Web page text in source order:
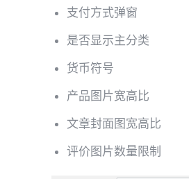
支付方式弹窗
是否显示主分类
货币符号
产品图片宽高比
文章封面图宽高比
评价图片数量限制